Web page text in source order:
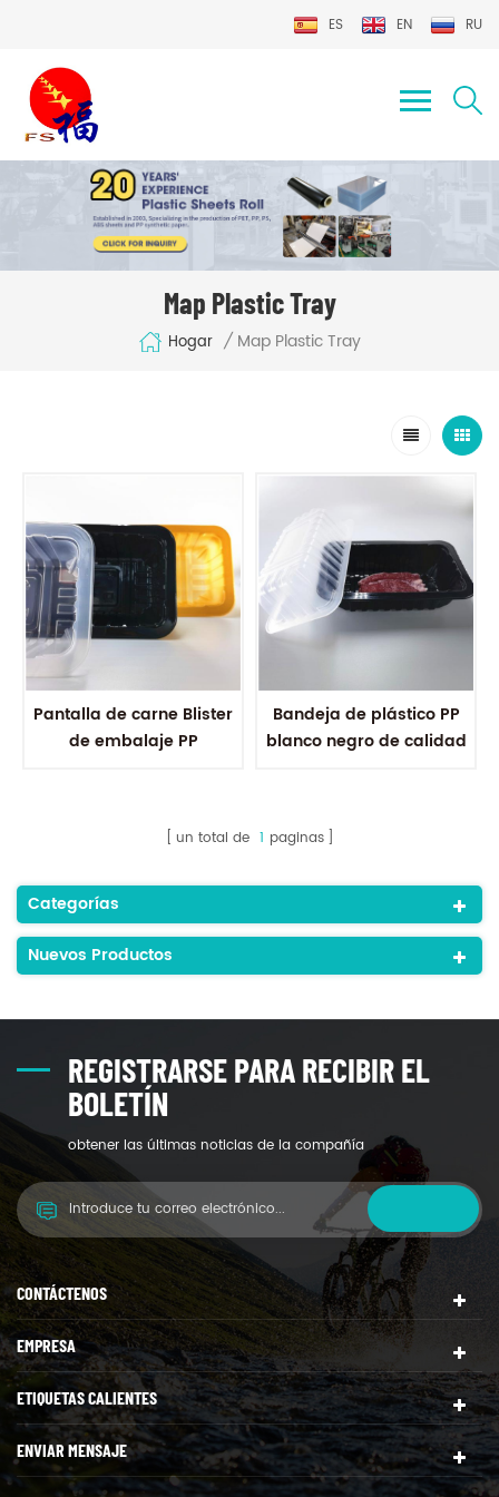
ES EN RU
Map Plastic Tray
Hogar / Map Plastic Tray
Pantalla de carne Blister
de embalaje PP
Bandeja de plástico PP
blanco negro de calidad
un total de 1 paginas
Categorías
Nuevos Productos
REGISTRARSE PARA RECIBIR EL
BOLETÍN
obtener las últimas noticias de la compañía
CONTÁCTENOS
EMPRESA
ETIQUETAS CALIENTES
ENVIAR MENSAJE